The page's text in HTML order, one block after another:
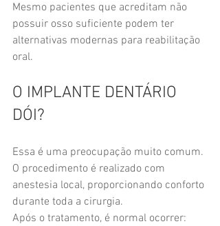
Mesmo pacientes que acreditam não
possuir osso suficiente podem ter
alternativas modernas para reabilitação
oral.
O IMPLANTE DENTÁRIO
DÓI?
Essa é uma preocupação muito comum.
O procedimento é realizado com
anestesia local, proporcionando conforto
durante toda a cirurgia.
Após o tratamento, é normal ocorrer: